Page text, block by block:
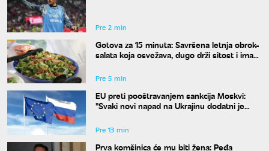
Pre 2 min
Gotova za 15 minuta: Savršena letnja obrok-
salata koja osvežava, dugo drži sitost i ima
Pre 5 min
EU preti pooštravanjem sankcija Moskvi:
"Svaki novi napad na Ukrajinu dodatni je
Pre 13 min
Prva komšinica će mu biti žena: Peđa